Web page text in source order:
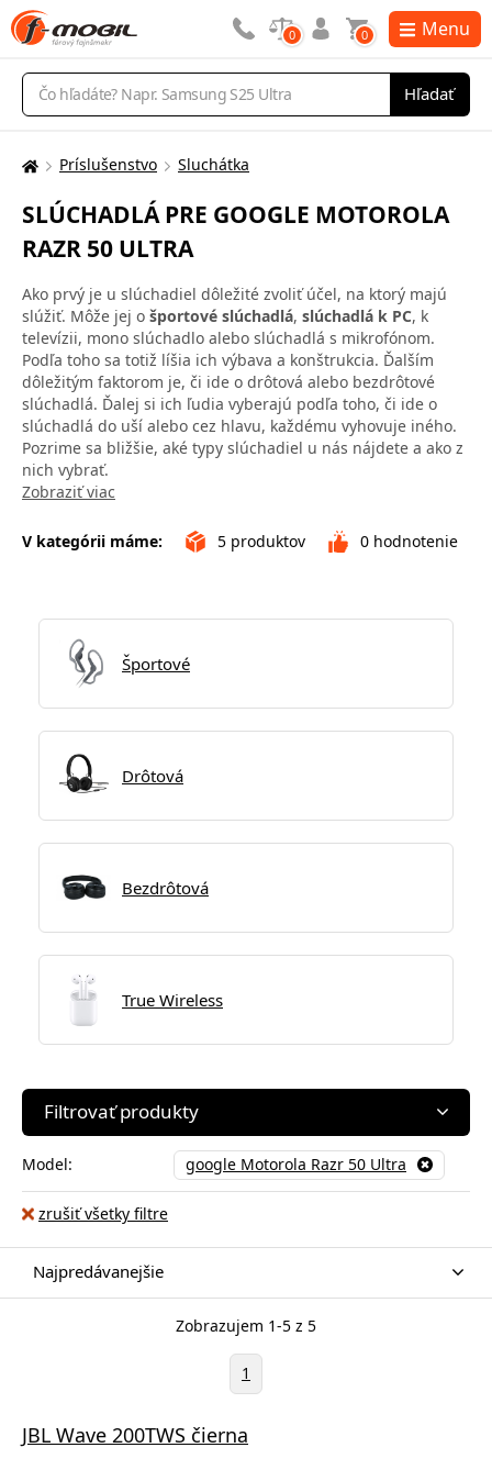
Vyhľadávanie
Hľadať
0 0 Menu
Tu
nachádzate:
Príslušenstvo Sluchátka
SLÚCHADLÁ PRE GOOGLE MOTOROLA
RAZR 50 ULTRA
Ako prvý je u slúchadiel dôležité zvoliť účel, na ktorý majú
slúžiť. Môže jej o športové slúchadlá, slúchadlá k PC, k
televízii, mono slúchadlo alebo slúchadlá s mikrofónom.
Podľa toho sa totiž líšia ich výbava a konštrukcia. Ďalším
dôležitým faktorom je, či ide o drôtová alebo bezdrôtové
slúchadlá. Ďalej si ich ľudia vyberajú podľa toho, či ide o
slúchadlá do uší alebo cez hlavu, každému vyhovuje iného.
Pozrime sa bližšie, aké typy slúchadiel u nás nájdete a ako z
nich vybrať.
Zobraziť viac
V kategórii máme: 5 produktov 0 hodnotenie
Športové
Drôtová
Bezdrôtová
True Wireless
Filtrovať produkty
Model: google Motorola Razr 50 Ultra
zrušiť všetky filtre
Najpredávanejšie
Zobrazujem 1-5 z 5
1
JBL Wave 200TWS čierna